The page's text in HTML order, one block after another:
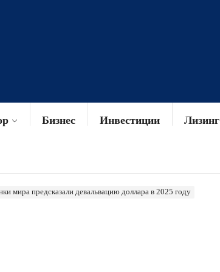
Бизнес Инвестиции Лизинг
мира предсказали девальвацию доллара в 2025 году